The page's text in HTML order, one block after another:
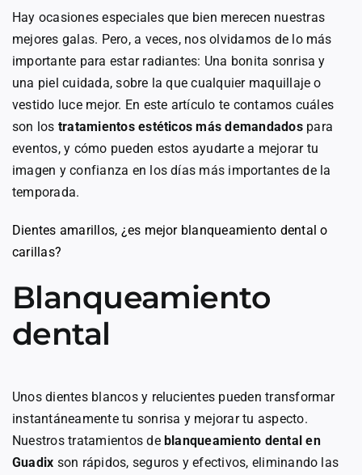
Hay ocasiones especiales que bien merecen nuestras
mejores galas. Pero, a veces, nos olvidamos de lo más
importante para estar radiantes: Una bonita sonrisa y
una piel cuidada, sobre la que cualquier maquillaje o
vestido luce mejor. En este artículo te contamos cuáles
son los tratamientos estéticos más demandadospara
eventos, y cómo pueden estos ayudarte a mejorar tu
imagen y confianza en los días más importantes de la
temporada.
Dientes amarillos, ¿es mejor blanqueamiento dental o
carillas?
Blanqueamiento
dental
Unos dientes blancos y relucientes pueden transformar
instantáneamente tu sonrisa y mejorar tu aspecto.
Nuestros tratamientos deblanqueamiento dental en
Guadix son rápidos, seguros y efectivos, eliminando las